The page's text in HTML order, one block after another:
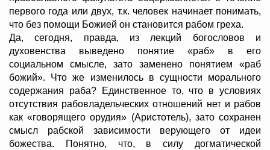
первого года или двух, т.к. человек начинает понимать,
что без помощи Божией он становится рабом греха.
Да, сегодня, правда, из лекций богословов и
духовенства выведено понятие «раб» в его
социальном смысле, зато заменено понятием «раб
божий». Что же изменилось в сущности морального
содержания раба? Единственное то, что в условиях
отсутствия рабовладельческих отношений нет и рабов
как «говорящего орудия» (Аристотель), зато сохранен
смысл рабской зависимости верующего от идеи
божества. Понятно, что, в силу догматической